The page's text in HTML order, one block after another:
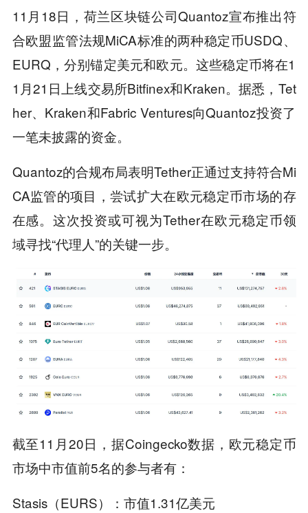
11月18日，荷兰区块链公司Quantoz宣布推出符
合欧盟监管法规MiCA标准的两种稳定币USDQ、
EURQ，分别锚定美元和欧元。这些稳定币将在1
1月21日上线交易所Bitfinex和Kraken。据悉，Tet
her、Kraken和Fabric Ventures向Quantoz投资了
一笔未披露的资金。
Quantoz的合规布局表明Tether正通过支持符合Mi
CA监管的项目，尝试扩大在欧元稳定币市场的存
在感。这次投资或可视为Tether在欧元稳定币领
域寻找“代理人”的关键一步。
截至11月20日，据Coingecko数据，欧元稳定币
市场中市值前5名的参与者有：
Stasis（EURS）：市值1.31亿美元